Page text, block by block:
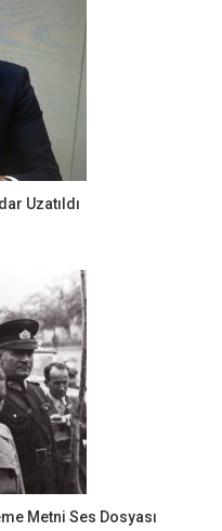
Uzatıldı
Metni Ses Dosyası